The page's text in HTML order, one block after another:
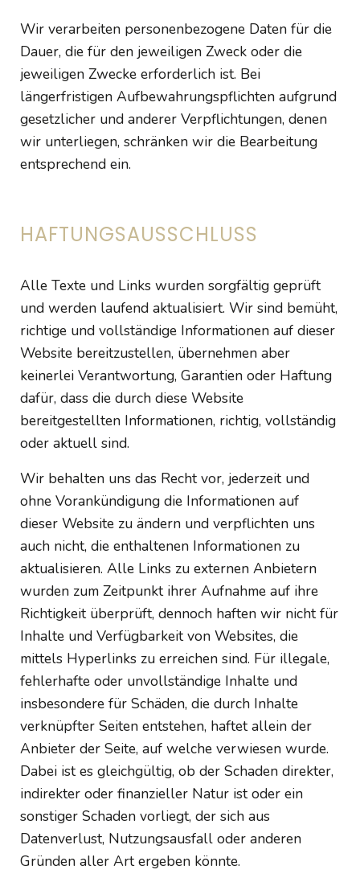
Wir verarbeiten personenbezogene Daten für die
Dauer, die für den jeweiligen Zweck oder die
jeweiligen Zwecke erforderlich ist. Bei
längerfristigen Aufbewahrungspflichten aufgrund
gesetzlicher und anderer Verpflichtungen, denen
wir unterliegen, schränken wir die Bearbeitung
entsprechend ein.
HAFTUNGSAUSSCHLUSS
Alle Texte und Links wurden sorgfältig geprüft
und werden laufend aktualisiert. Wir sind bemüht,
richtige und vollständige Informationen auf dieser
Website bereitzustellen, übernehmen aber
keinerlei Verantwortung, Garantien oder Haftung
dafür, dass die durch diese Website
bereitgestellten Informationen, richtig, vollständig
oder aktuell sind.
Wir behalten uns das Recht vor, jederzeit und
ohne Vorankündigung die Informationen auf
dieser Website zu ändern und verpflichten uns
auch nicht, die enthaltenen Informationen zu
aktualisieren. Alle Links zu externen Anbietern
wurden zum Zeitpunkt ihrer Aufnahme auf ihre
Richtigkeit überprüft, dennoch haften wir nicht für
Inhalte und Verfügbarkeit von Websites, die
mittels Hyperlinks zu erreichen sind. Für illegale,
fehlerhafte oder unvollständige Inhalte und
insbesondere für Schäden, die durch Inhalte
verknüpfter Seiten entstehen, haftet allein der
Anbieter der Seite, auf welche verwiesen wurde.
Dabei ist es gleichgültig, ob der Schaden direkter,
indirekter oder finanzieller Natur ist oder ein
sonstiger Schaden vorliegt, der sich aus
Datenverlust, Nutzungsausfall oder anderen
Gründen aller Art ergeben könnte.